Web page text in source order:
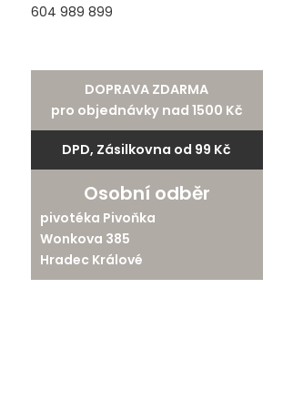
604 989 899
DOPRAVA ZDARMA
pro objednávky nad 1500 Kč
DPD, Zásilkovna od 99 Kč
Osobní odběr
pivotéka Pivoňka
Wonkova 385
Hradec Králové